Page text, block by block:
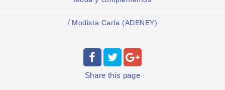
/ Modista Carla (ADENEY)
Share this page